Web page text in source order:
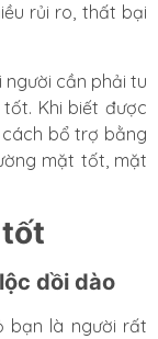
rủi ro, thất bại
người cần phải tu
Khi biết được
cách bổ trợ bằng
mặt tốt, mặt
dồi dào
bạn là người rất